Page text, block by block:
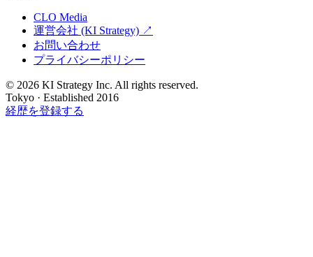
CLO Media
運営会社 (KI Strategy) ↗
お問い合わせ
プライバシーポリシー
© 2026 KI Strategy Inc. All rights reserved.
Tokyo · Established 2016
経歴を登録する